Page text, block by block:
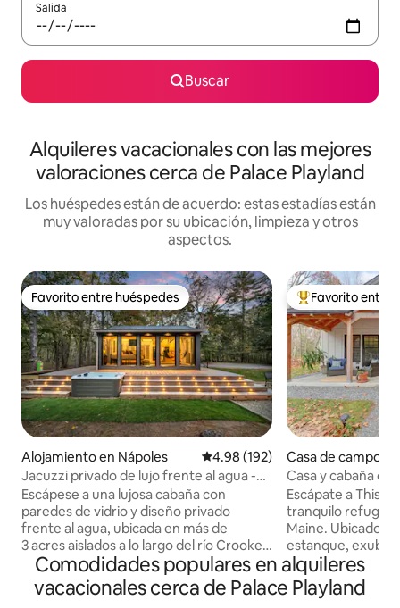
Salida
Buscar
Alquileres vacacionales con las mejores
valoraciones cerca de Palace Playland
Los huéspedes están de acuerdo: estas estadías están
muy valoradas por su ubicación, limpieza y otros
aspectos.
Favorito entre huéspedes
Favorito entre huéspedes
Alojamiento en Nápoles Calificación promedio: 4.98 de
4.98 (192)
Jacuzzi privado de lujo frente al agua -
Aislado
Escápese a una lujosa cabaña con
paredes de vidrio y diseño privado
frente al agua, ubicada en más de
3 acres aislados a lo largo del río Crooked
en Naples, Maine. El río rodea la
propiedad, lo que ofrece total
privacidad, su propia playa de arena, un
Favorito entre
Favorito entre
Casa de campo
Casa y cabaña
minutos de la
Escápate a
tranquilo refugio
Maine. Ubicado
estanque,
silvestre local,
playas y
comienza con
Comodidades populares en alquileres
vacacionales cerca de Palace Playland